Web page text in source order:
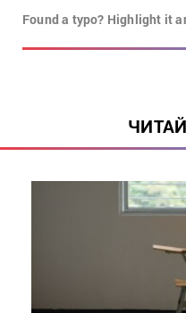
Found a typo? Highlight it